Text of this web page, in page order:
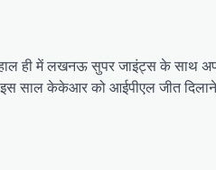
ही में लखनऊ सुपर जाइंट्स के साथ
साल केकेआर को आईपीएल जीत